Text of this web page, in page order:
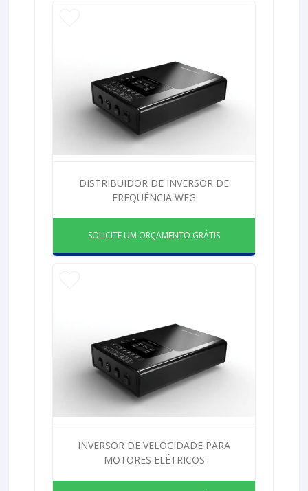
DISTRIBUIDOR DE INVERSOR DE
FREQUÊNCIA WEG
SOLICITE UM ORÇAMENTO GRÁTIS
INVERSOR DE VELOCIDADE PARA
MOTORES ELÉTRICOS